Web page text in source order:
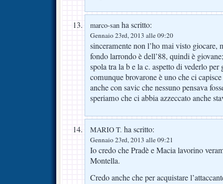
marco-san ha scritto:
Gennaio 23rd, 2013 alle 09:20
sinceramente non l’ho mai visto
fondo larrondo è dell’88, quindi è
spola tra la b e la c. aspetto di vederlo per
comunque brovarone è uno che ci
anche con savic che nessuno pensava
speriamo che ci abbia azzeccato anche
MARIO T. ha scritto:
Gennaio 23rd, 2013 alle 09:21
Io credo che Pradè e Macia lavorino
Montella.
Credo anche che per acquistare